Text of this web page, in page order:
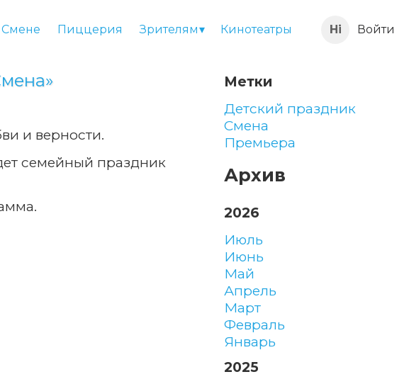
Смене Пиццерия Зрителям Кинотеатры Войти
и верности.
семейный праздник
Метки
Детский праздник
Смена
Премьера
Архив
2026
июль
июнь
май
апрель
март
февраль
январь
2025